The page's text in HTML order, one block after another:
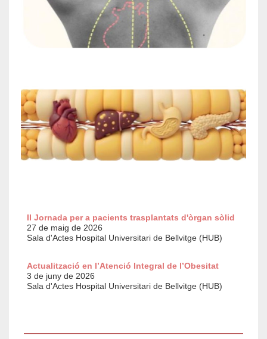
II Jornada per a pacients trasplantats d'òrgan sòlid
27 de maig de 2026
Sala d'Actes Hospital Universitari de Bellvitge (HUB)
Actualització en l’Atenció Integral de l’Obesitat
3 de juny de 2026
Sala d'Actes Hospital Universitari de Bellvitge (HUB)